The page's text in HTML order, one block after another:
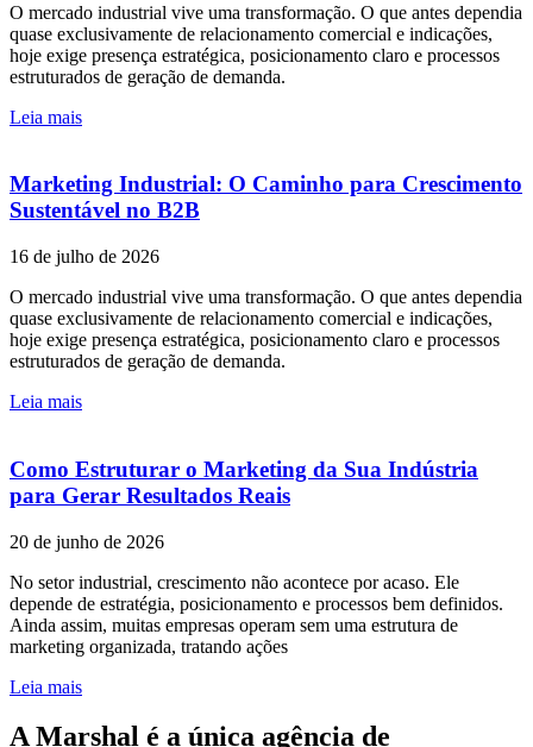
O mercado industrial vive uma transformação. O que antes dependia
quase exclusivamente de relacionamento comercial e indicações,
hoje exige presença estratégica, posicionamento claro e processos
estruturados de geração de demanda.
Leia mais
Marketing Industrial: O Caminho para Crescimento
Sustentável no B2B
16 de julho de 2026
O mercado industrial vive uma transformação. O que antes dependia
quase exclusivamente de relacionamento comercial e indicações,
hoje exige presença estratégica, posicionamento claro e processos
estruturados de geração de demanda.
Leia mais
Como Estruturar o Marketing da Sua Indústria
para Gerar Resultados Reais
20 de junho de 2026
No setor industrial, crescimento não acontece por acaso. Ele
depende de estratégia, posicionamento e processos bem definidos.
Ainda assim, muitas empresas operam sem uma estrutura de
marketing organizada, tratando ações
Leia mais
A Marshal é a única agência de